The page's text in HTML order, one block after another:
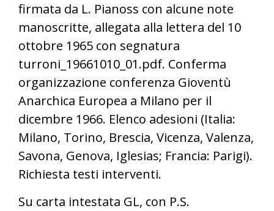
firmata da L. Pianoss con alcune note
manoscritte, allegata alla lettera del 10
ottobre 1965 con segnatura
turroni_19661010_01.pdf. Conferma
organizzazione conferenza Gioventù
Anarchica Europea a Milano per il
dicembre 1966. Elenco adesioni (Italia:
Milano, Torino, Brescia, Vicenza, Valenza,
Savona, Genova, Iglesias; Francia: Parigi).
Richiesta testi interventi.
Su carta intestata GL, con P.S.